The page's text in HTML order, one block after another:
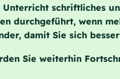
schriftliches
durchgeführt, wenn
damit Sie sich
Sie weiterhin